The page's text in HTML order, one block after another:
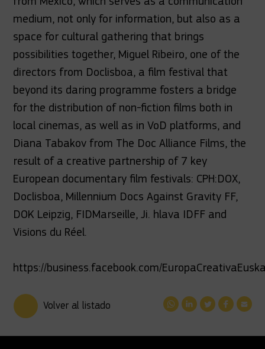
medium, not only for information, but also as a
space for cultural gathering that brings
possibilities together, Miguel Ribeiro, one of the
directors from Doclisboa, a film festival that
beyond its daring programme fosters a bridge
for the distribution of non-fiction films both in
local cinemas, as well as in VoD platforms, and
Diana Tabakov from The Doc Alliance Films, the
result of a creative partnership of 7 key
European documentary film festivals: CPH:DOX,
Doclisboa, Millennium Docs Against Gravity FF,
DOK Leipzig, FIDMarseille, Ji. hlava IDFF and
Visions du Réel.
https://business.facebook.com/
Volver al listado